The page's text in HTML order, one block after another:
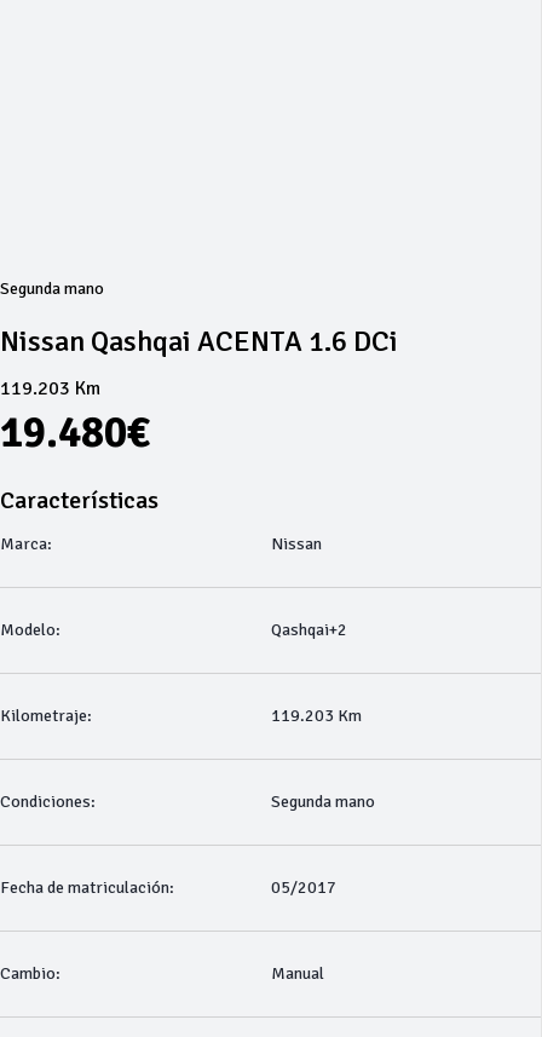
Segunda mano
Nissan Qashqai ACENTA 1.6 DCi
119.203 Km
19.480€
Características
Marca: Nissan
Modelo: Qashqai+2
Kilometraje: 119.203 Km
Condiciones: Segunda mano
Fecha de matriculación: 05/2017
Cambio: Manual